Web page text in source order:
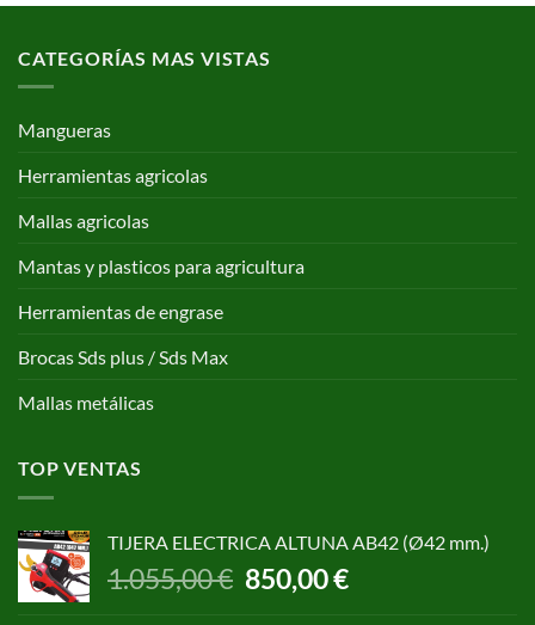
CATEGORÍAS MAS VISTAS
Mangueras
Herramientas agricolas
Mallas agricolas
Mantas y plasticos para agricultura
Herramientas de engrase
Brocas Sds plus / Sds Max
Mallas metálicas
TOP VENTAS
TIJERA ELECTRICA ALTUNA AB42 (Ø42 mm.)
1.055,00€ El
precio
850,00€El
precio